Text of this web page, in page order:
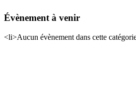
Évènement à venir
<li>Aucun évènement dans cette